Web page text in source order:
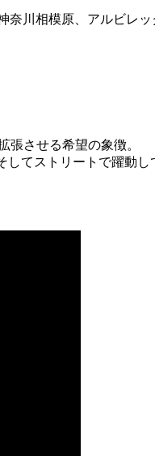
川相模原、アルビレ
張させる希望の象徴。
てストリートで躍動し